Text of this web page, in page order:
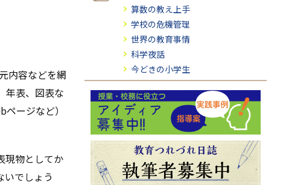
内容などを網
年表、図表な
ージなど）
現物としてか
でしょう
算数の教え上手
学校の危機管理
世界の教育事情
科学夜話
今どきの小学生